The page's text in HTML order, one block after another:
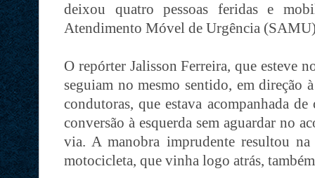
deixou quatro pessoas feridas e
Atendimento Móvel de Urgência
O repórter Jalisson Ferreira, que esteve
seguiam no mesmo sentido, em direção
condutoras, que estava acompanhada
conversão à esquerda sem aguardar no
via. A manobra imprudente resultou
motocicleta, que vinha logo atrás,